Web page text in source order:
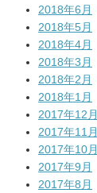
2018年6月
2018年5月
2018年4月
2018年3月
2018年2月
2018年1月
2017年12月
2017年11月
2017年10月
2017年9月
2017年8月